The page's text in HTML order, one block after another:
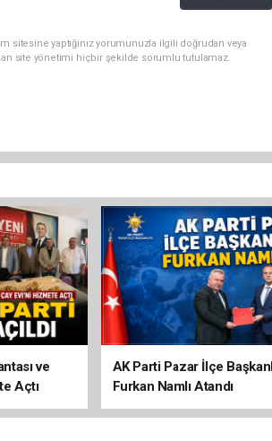
sitesine yaptığınız yorumunuzla ilgili doğrudan veya
site yönetimi hiçbir şekilde sorumlu tutulamaz.
ve
Açtı
AK Parti Pazar İlçe
Furkan Namlı Atandı